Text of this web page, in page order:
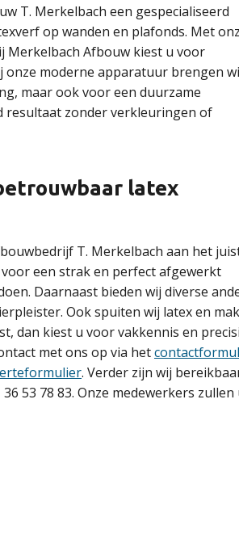
T. Merkelbach een gespecialiseerd
op wanden en plafonds. Met
Merkelbach Afbouw kiest u voor
onze moderne apparatuur brengen
maar ook voor een duurzame
resultaat zonder verkleuringen of
latex
T. Merkelbach aan het
een strak en perfect afgewerkt
Daarnaast bieden wij diverse
Ook spuiten wij latex en
dan kiest u voor vakkennis en
met ons op via het
. Verder zijn wij
53 78 83. Onze medewerkers zullen